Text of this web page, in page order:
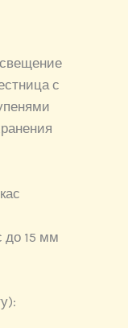
с
до 15 мм